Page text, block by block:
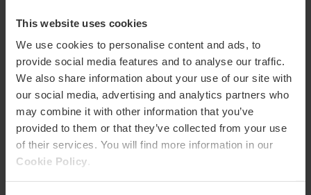
This website uses cookies
We use cookies to personalise content and ads, to
provide social media features and to analyse our traffic.
We also share information about your use of our site with
our social media, advertising and analytics partners who
may combine it with other information that you’ve
provided to them or that they’ve collected from your use
of their services. You will find more information in our
Cookie Policy
España